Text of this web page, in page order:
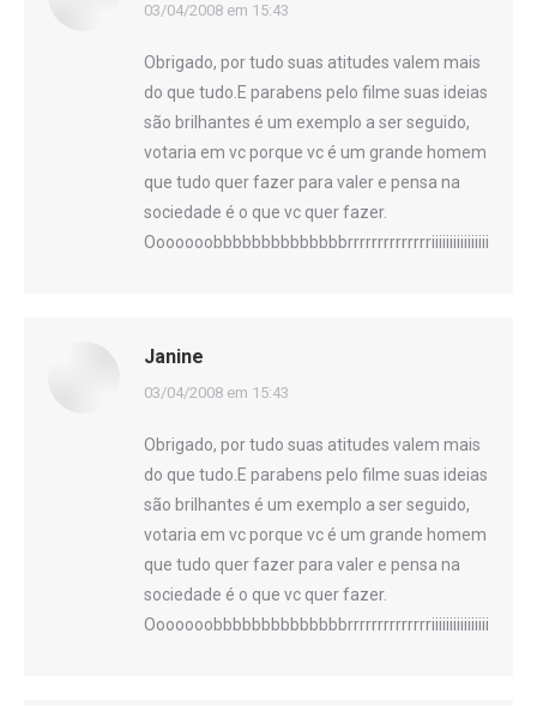
disse:
03/04/2008 em 15:43
Obrigado, por tudo suas atitudes valem mais
do que tudo.E parabens pelo filme suas ideias
são brilhantes é um exemplo a ser seguido,
votaria em vc porque vc é um grande homem
que tudo quer fazer para valer e pensa na
sociedade é o que vc quer fazer.
Janine
disse:
03/04/2008 em 15:43
Obrigado, por tudo suas atitudes valem mais
do que tudo.E parabens pelo filme suas ideias
são brilhantes é um exemplo a ser seguido,
votaria em vc porque vc é um grande homem
que tudo quer fazer para valer e pensa na
sociedade é o que vc quer fazer.